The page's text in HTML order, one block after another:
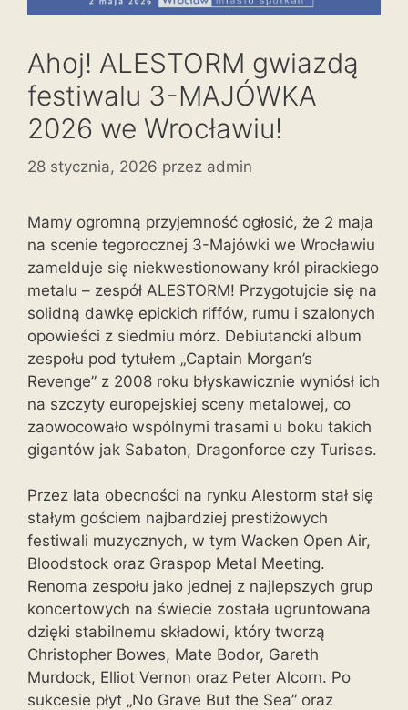
Ahoj! ALESTORM gwiazdą
festiwalu 3-MAJÓWKA
2026 we Wrocławiu!
28 stycznia, 2026 przez admin
Mamy ogromną przyjemność ogłosić, że 2 maja
na scenie tegorocznej 3-Majówki we Wrocławiu
zamelduje się niekwestionowany król pirackiego
metalu – zespół ALESTORM! Przygotujcie się na
solidną dawkę epickich riffów, rumu i szalonych
opowieści z siedmiu mórz. Debiutancki album
zespołu pod tytułem „Captain Morgan’s
Revenge” z 2008 roku błyskawicznie wyniósł ich
na szczyty europejskiej sceny metalowej, co
zaowocowało wspólnymi trasami u boku takich
gigantów jak Sabaton, Dragonforce czy Turisas.
Przez lata obecności na rynku Alestorm stał się
stałym gościem najbardziej prestiżowych
festiwali muzycznych, w tym Wacken Open Air,
Bloodstock oraz Graspop Metal Meeting.
Renoma zespołu jako jednej z najlepszych grup
koncertowych na świecie została ugruntowana
dzięki stabilnemu składowi, który tworzą
Christopher Bowes, Mate Bodor, Gareth
Murdock, Elliot Vernon oraz Peter Alcorn. Po
sukcesie płyt „No Grave But the Sea” oraz